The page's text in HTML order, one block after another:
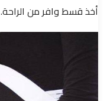
أخذ قسط وافر من الراحة.